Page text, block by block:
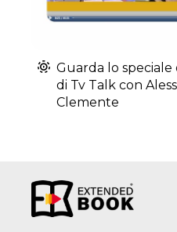
Guarda lo speciale
di Tv Talk con
Clemente